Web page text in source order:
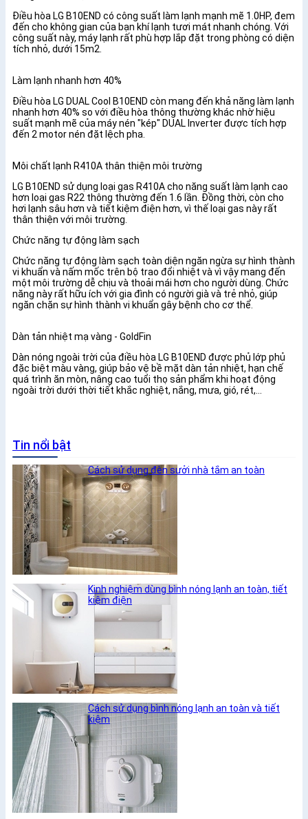
Điều hòa LG B10END có công suất làm lạnh mạnh mẽ 1.0HP, đem
đến cho không gian của bạn khí lạnh tươi mát nhanh chóng. Với
công suất này, máy lạnh rất phù hợp lắp đặt trong phòng có diện
tích nhỏ, dưới 15m2.
Làm lạnh nhanh hơn 40%
Điều hòa LG DUAL Cool B10END còn mang đến khả năng làm lạnh
nhanh hơn 40% so với điều hòa thông thường khác nhờ hiệu
suất mạnh mẽ của máy nén "kép" DUAL Inverter được tích hợp
đến 2 motor nén đặt lệch pha.
Môi chất lạnh R410A thân thiện môi trường
LG B10END sử dụng loại gas R410A cho năng suất làm lạnh cao
hơn loại gas R22 thông thường đến 1.6 lần. Đồng thời, còn cho
hơi lạnh sâu hơn và tiết kiệm điện hơn, vì thế loại gas này rất
thân thiện với môi trường.
Chức năng tự động làm sạch
Chức năng tự động làm sạch toàn diện ngăn ngừa sự hình thành
vi khuẩn và nấm mốc trên bộ trao đổi nhiệt và vì vậy mang đến
một môi trường dễ chịu và thoải mái hơn cho người dùng. Chức
năng này rất hữu ích với gia đình có người già và trẻ nhỏ, giúp
ngăn chặn sự hình thành vi khuẩn gây bệnh cho cơ thể.
Dàn tản nhiệt mạ vàng - GoldFin
Dàn nóng ngoài trời của điều hòa LG B10END được phủ lớp phủ
đặc biệt màu vàng, giúp bảo vệ bề mặt dàn tản nhiệt, hạn chế
quá trình ăn mòn, nâng cao tuổi thọ sản phẩm khi hoạt động
ngoài trời dưới thời tiết khắc nghiệt, nắng, mưa, gió, rét,...
Tin nổi bật
Cách sử dụng đèn sưởi nhà tắm an toàn
Kinh nghiệm dùng bình nóng lạnh an toàn, tiết
kiệm điện
Cách sử dụng bình nóng lạnh an toàn và tiết
kiệm